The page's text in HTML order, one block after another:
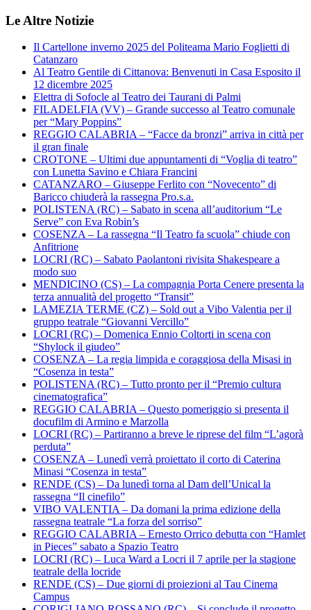
Le Altre Notizie
Il Cartellone inverno 2025 del Politeama Mario Foglietti di
Catanzaro
Al Teatro Gentile di Cittanova: Benvenuti in Casa Esposito il
12 dicembre 2025
Elettra di Sofocle al Teatro dei Taurani di Palmi
FILADELFIA (VV) – Grande successo al Teatro comunale
per “Mary Poppins”
REGGIO CALABRIA – “Facce da bronzi” arriva in città per
il gran finale
CROTONE – Ultimi due appuntamenti di “Voglia di teatro”
con Lunetta Savino e Chiara Francini
CATANZARO – Giuseppe Ferlito con “Novecento” di
Baricco chiuderà la rassegna Pro.s.a.
POLISTENA (RC) – Sabato in scena all’auditorium “Le
Serve” con Eva Robin’s
COSENZA – La rassegna “Il Teatro fa scuola” chiude con
Anfitrione
LOCRI (RC) – Sabato Paolantoni rivisita Shakespeare a
modo suo
MENDICINO (CS) – La compagnia Porta Cenere presenta la
terza annualità del progetto “Transit”
LAMEZIA TERME (CZ) – Sold out a Vibo Valentia per il
gruppo teatrale “Giovanni Vercillo”
LOCRI (RC) – Domenica Ennio Coltorti in scena con
“Shylock il giudeo”
COSENZA – La regia limpida e coraggiosa della Misasi in
“Cosenza in testa”
POLISTENA (RC) – Tutto pronto per il “Premio cultura
cinematografica”
REGGIO CALABRIA – Questo pomeriggio si presenta il
docufilm di Armino e Marzolla
LOCRI (RC) – Partiranno a breve le riprese del film “L’agorà
perduta”
COSENZA – Lunedì verrà proiettato il corto di Caterina
Minasi “Cosenza in testa”
RENDE (CS) – Da lunedì torna al Dam dell’Unical la
rassegna “Il cinefilo”
VIBO VALENTIA – Da domani la prima edizione della
rassegna teatrale “La forza del sorriso”
REGGIO CALABRIA – Ernesto Orrico debutta con “Hamlet
in Pieces” sabato a Spazio Teatro
LOCRI (RC) – Luca Ward a Locri il 7 aprile per la stagione
teatrale della locride
RENDE (CS) – Due giorni di proiezioni al Tau Cinema
Campus